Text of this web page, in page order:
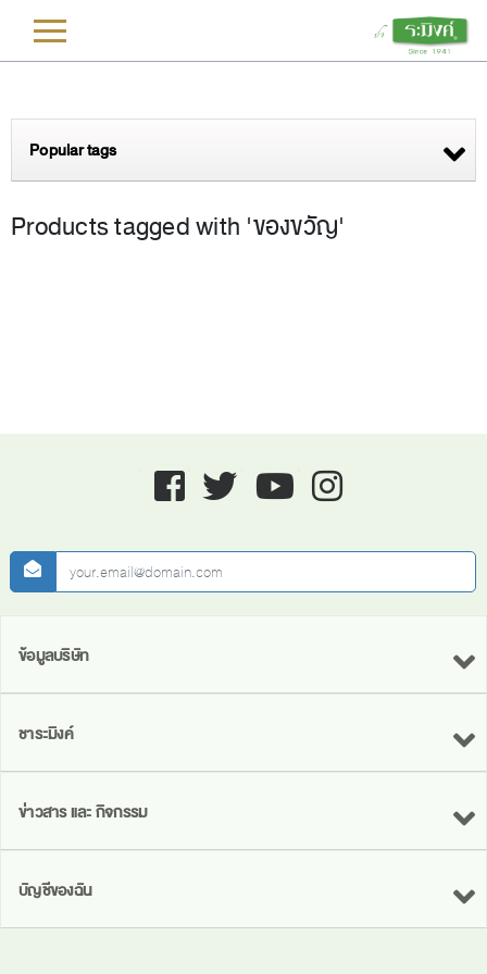
Popular tags
Products tagged with 'ของขวัญ'
Facebook twitter youtube instagram
newsletter
ข้อมูลบริษัท
ชาระมิงค์
ข่าวสาร และ กิจกรรม
บัญชีของฉัน